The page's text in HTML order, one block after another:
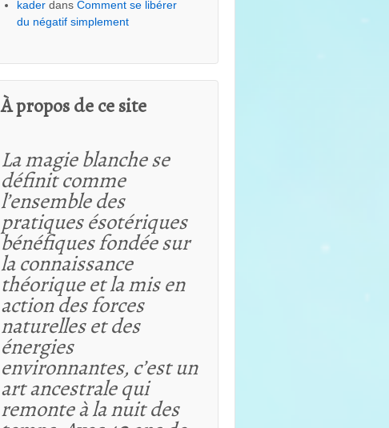
kader dansComment se libérer
du négatif simplement
À propos de ce site
La magie blanche se
définit comme
l’ensemble des
pratiques ésotériques
bénéfiques fondée sur
la connaissance
théorique etla mis en
action des forces
naturelles et des
énergies
environnantes, c’est un
art ancestrale qui
remonte à la nuit des